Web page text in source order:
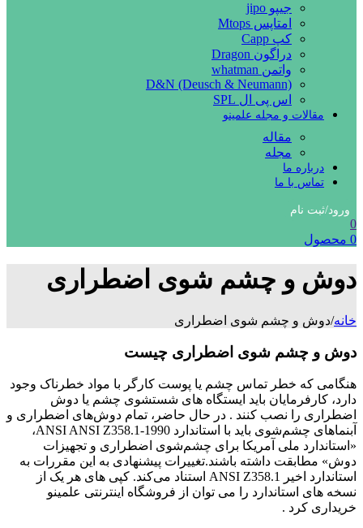
جیپو jipo
امتاپس Mtops
کپ Capp
دراگون Dragon
واتمن whatman
D&N (Deusch & Neumann)
اس پی ال SPL
مقالات و مجله علمینو
مقاله
مجله
درباره ما
تماس با ما
ورود/ثبت نام
0
0 محصول
دوش و چشم شوی اضطراری
خانه/دوش و چشم شوی اضطراری
دوش و چشم شوی اضطراری چیست
هنگامی که خطر تماس چشم یا پوست کارگر با مواد خطرناک وجود
دارد، کارفرمایان باید ایستگاه های شستشوی چشم یا دوش
اضطراری را نصب کنند . در حال حاضر، تمام دوش‌های اضطراری و
آبنماهای چشم‌شوی باید با استاندارد ANSI ANSI Z358.1-1990،
«استاندارد ملی آمریکا برای چشم‌شوی اضطراری و تجهیزات
دوش» مطابقت داشته باشند.تغییرات پیشنهادی به این مقررات به
استاندارد اخیر ANSI Z358.1 استناد می‌کند. کپی های هر یک از
نسخه های استاندارد را می توان از فروشگاه اینترنتی علمینو
خریداری کرد .